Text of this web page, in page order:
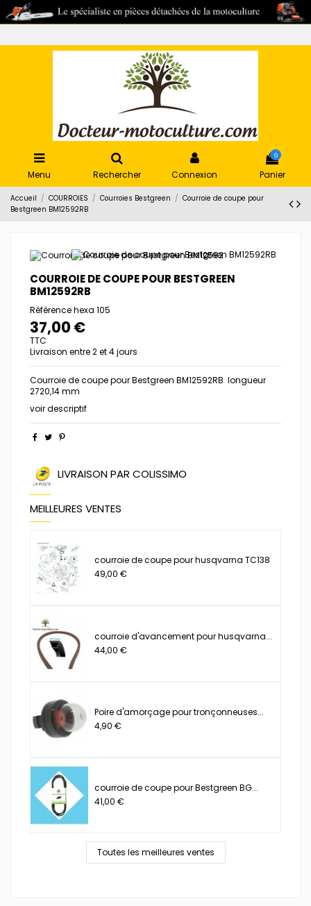
Menu Rechercher Connexion
0
Panier
Accueil COURROIES Courroies Bestgreen
Courroie de coupe pour
Bestgreen BM12592RB
COURROIE DE COUPE POUR BESTGREEN
BM12592RB
Référencehexa 105
37,00 €
TTC
Livraison entre 2 et 4 jours
Courroie de coupe pour Bestgreen BM12592RB longueur
2720,14 mm
voir descriptif
LIVRAISON PAR COLISSIMO
MEILLEURES VENTES
courroie de coupe pour husqvarna TC138
49,00 €
courroie d'avancement pour husqvarna...
44,00 €
Poire d'amorçage pour tronçonneuses...
4,90 €
courroie de coupe pour Bestgreen BG...
41,00 €
Toutes les meilleures ventes